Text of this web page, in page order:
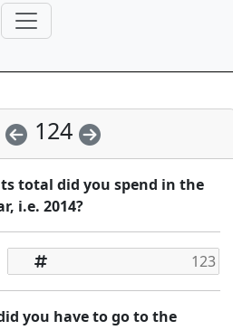
124
total did you spend in the
i.e. 2014?
you have to go to the